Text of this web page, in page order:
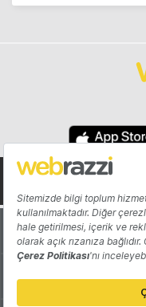
Hakkında
Katkıda Bulun